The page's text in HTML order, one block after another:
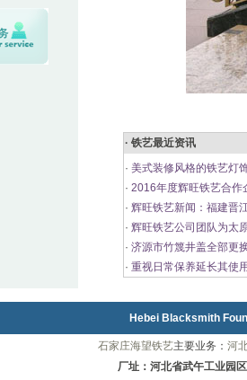
· 铁艺最近资讯
· 美式装修风格的铁艺灯
· 2016年度辉旺铁艺合作
· 辉旺铁艺新闻：福建晋
· 辉旺铁艺公司团队为太
· 济源市竹篾井盖全部更
· 重视日常保养延长其使
Hebei Blacksmith
石家庄海望铁艺主要业务： 河
厂址：河北省武午工业园